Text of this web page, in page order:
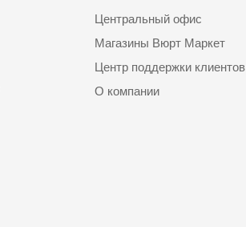
Центральный офис
Магазины Вюрт Маркет
Центр поддержки клиентов
О компании